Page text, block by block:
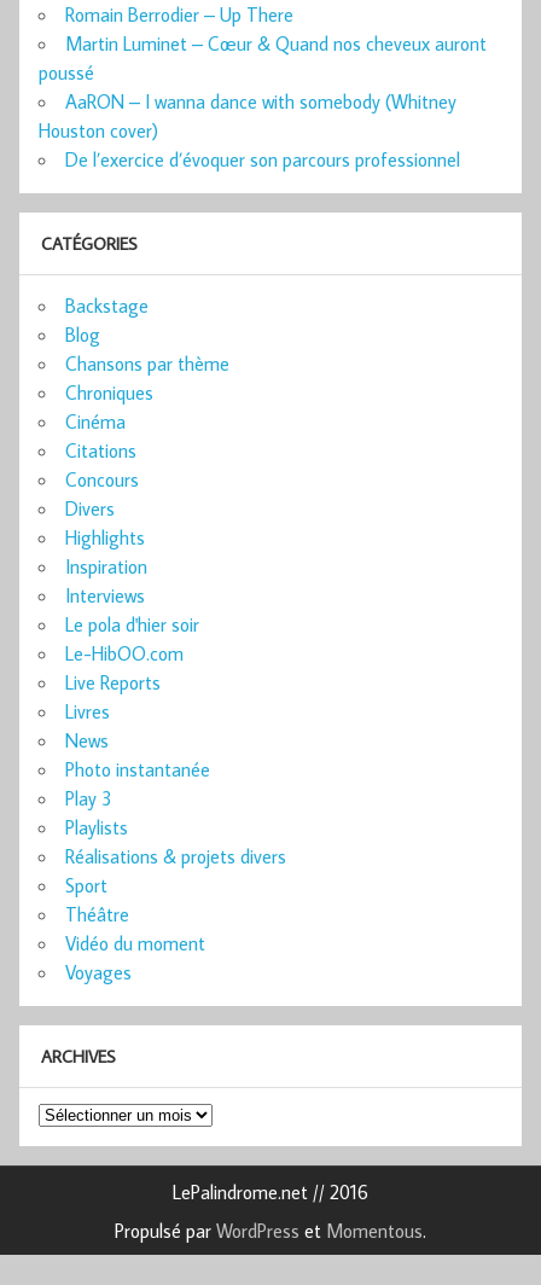
Romain Berrodier – Up There
Martin Luminet – Cœur & Quand nos cheveux auront
poussé
AaRON – I wanna dance with somebody (Whitney
Houston cover)
De l’exercice d’évoquer son parcours professionnel
CATÉGORIES
Backstage
Blog
Chansons par thème
Chroniques
Cinéma
Citations
Concours
Divers
Highlights
Inspiration
Interviews
Le pola d'hier soir
Le-HibOO.com
Live Reports
Livres
News
Photo instantanée
Play 3
Playlists
Réalisations & projets divers
Sport
Théâtre
Vidéo du moment
Voyages
ARCHIVES
Archives
LePalindrome.net // 2016
Propulsé par WordPress et Momentous.